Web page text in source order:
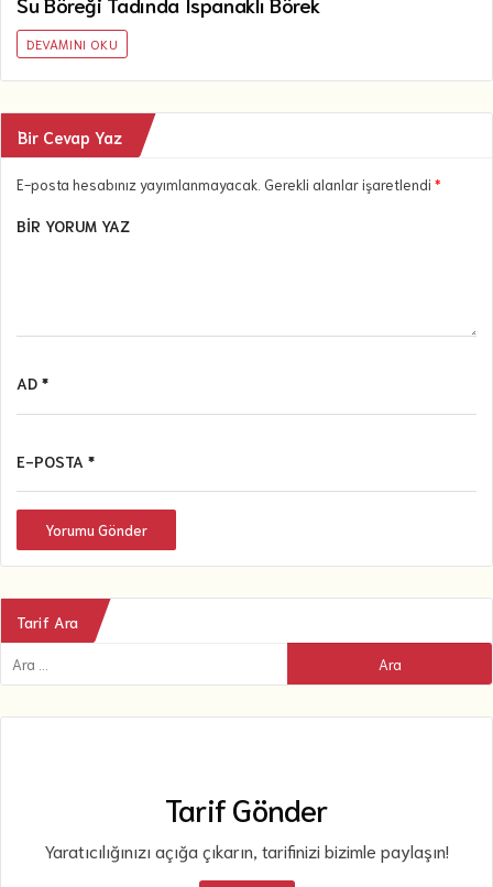
DEVAMINI OKU
Bir Cevap Yaz
E-posta hesabınız yayımlanmayacak. Gerekli alanlar işaretlendi *
BIR YORUM YAZ
AD *
E-POSTA *
Yorumu Gönder
Tarif Ara
Tarif Gönder
Yaratıcılığınızı açığa çıkarın, tarifinizi bizimle paylaşın!